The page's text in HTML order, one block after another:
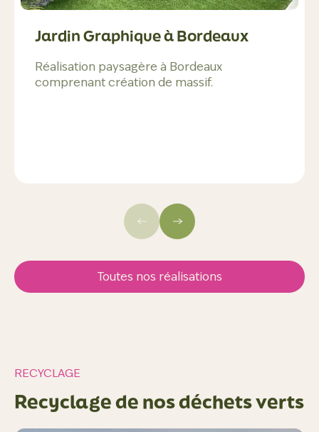
Jardin Graphique à Bordeaux
Réalisation paysagère à Bordeaux
comprenant création de massif.
Toutes nos réalisations
RECYCLAGE
Recyclage de nos déchets verts